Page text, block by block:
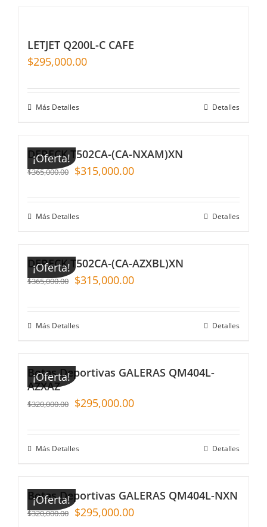
LETJET Q200L-C CAFE
$295,000.00
Más Detalles Detalles
¡Oferta!
DERECK T502CA-(CA-NXAM)XN
$365,000.00 $315,000.00
Más Detalles Detalles
¡Oferta!
DERECK T502CA-(CA-AZXBL)XN
$365,000.00 $315,000.00
Más Detalles Detalles
¡Oferta!
Botas Deportivas GALERAS QM404L-
AZXAZ
$320,000.00 $295,000.00
Más Detalles Detalles
¡Oferta!
Botas Deportivas GALERAS QM404L-NXN
$320,000.00 $295,000.00